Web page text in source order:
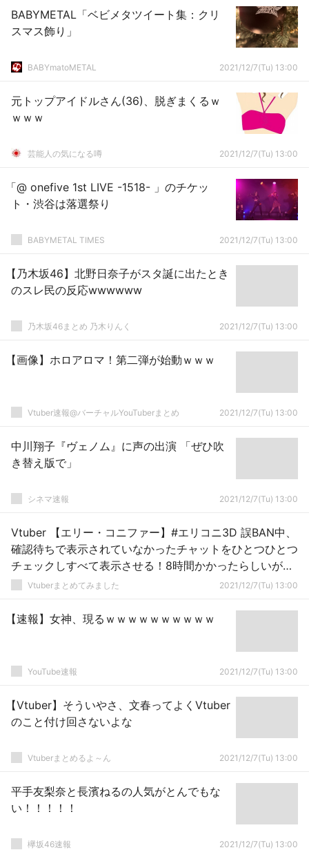
BABYMETAL「ベビメタツイート集：クリ
スマス飾り」
BABYmatoMETAL 2021/12/7(Tu) 13:00
元トップアイドルさん(36)、脱ぎまくるｗ
ｗｗｗ
芸能人の気になる噂 2021/12/7(Tu) 13:00
「@ onefive 1st LIVE -1518- 」のチケッ
ト・渋谷は落選祭り
BABYMETAL TIMES 2021/12/7(Tu) 13:00
【乃木坂46】北野日奈子がスタ誕に出たとき
のスレ民の反応wwwwww
乃木坂46まとめ 乃木りんく 2021/12/7(Tu) 13:00
【画像】ホロアロマ！第二弾が始動ｗｗｗ
Vtuber速報@バーチャルYouTuberまとめ 2021/12/7(Tu) 13:00
中川翔子『ヴェノム』に声の出演 「ぜひ吹
き替え版で」
シネマ速報 2021/12/7(Tu) 13:00
Vtuber 【エリー・コニファー】#エリコニ3D 誤BAN中、
確認待ちで表示されていなかったチャットをひとつひとつ
チェックしすべて表示させる！8時間かかったらしいが、
エリーのファンへの愛が溢れるとてつもない行動だな…←
Vtuberまとめてみました 2021/12/7(Tu) 13:00
【速報】女神、現るｗｗｗｗｗｗｗｗｗｗ
YouTube速報 2021/12/7(Tu) 13:00
【Vtuber】そういやさ、文春ってよくVtuber
のこと付け回さないよな
Vtuberまとめるよ～ん 2021/12/7(Tu) 13:00
平手友梨奈と長濱ねるの人気がとんでもな
い！！！！！
欅坂46速報 2021/12/7(Tu) 13:00